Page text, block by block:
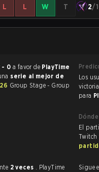
L L W T 2/
- 0 a favor de PlayTime
serie al mejor de
Group Stage - Group
2 veces . PlayTime
Los usuarios de
para
El
Twitch
Sigue